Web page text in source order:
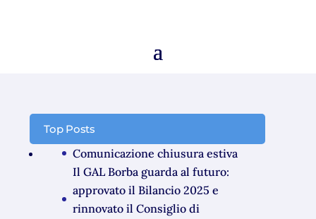
Top Posts
Comunicazione chiusura estiva
Il GAL Borba guarda al futuro:
approvato il Bilancio 2025 e
rinnovato il Consiglio di